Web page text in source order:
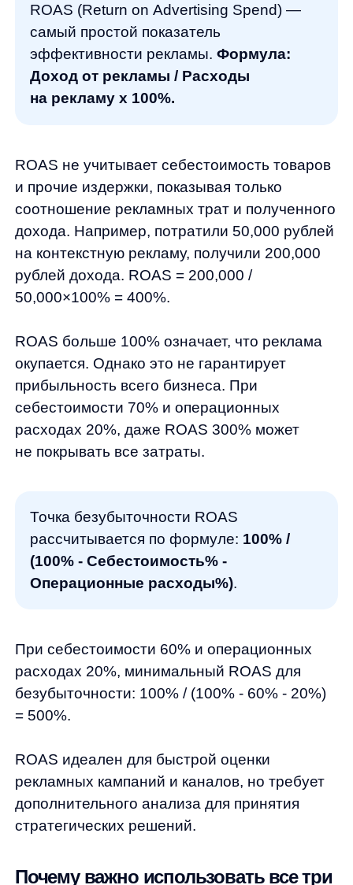
ROAS идеален для быстрой оценки
рекламных кампаний и каналов, но требует
дополнительного анализа для принятия
стратегических решений.
Отдельные показатели могут создавать
ложное впечатление об эффективности.
Высокий ROAS 400% при низкой марже
может означать убыточность проекта.
Хороший ROI может скрывать
маркетинговых каналов.
полную картину: ROI показывает общую
прибыльность, ROMI — эффективность
маркетинга, ROAS — результативность
рекламы.
Реальный пример: ROAS = 300% (реклама
оптимизировать операционные процессы,
а не увеличивать рекламный бюджет.
Правильный подход: анализировать все
комплексных данных.
Практические рекомендации
по увеличению ROI, ROMI, ROAS
Окупаемость зависит от множества